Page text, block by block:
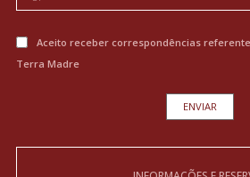
Aceito receber correspondências
Terra Madre